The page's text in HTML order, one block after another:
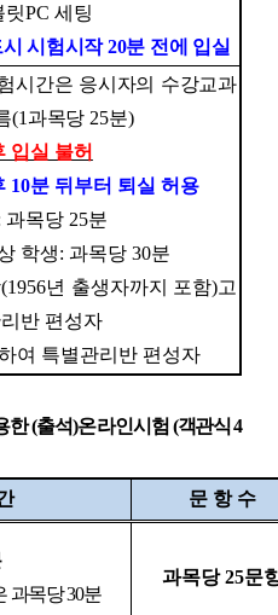
릿PC 세팅
시험시작20분 전에 입실
시간은 응시자의 수강교과
(1과목당 25분)
입실 불허
10분 뒤부터 퇴실 허용
과목당 25분
학생: 과목당 30분
(1956년 출생자까지 포함)고
반 편성자
여 특별관리반 편성자
한(출석)온라인시험(객관식4
문 항 수
과목당30분
과목당25문